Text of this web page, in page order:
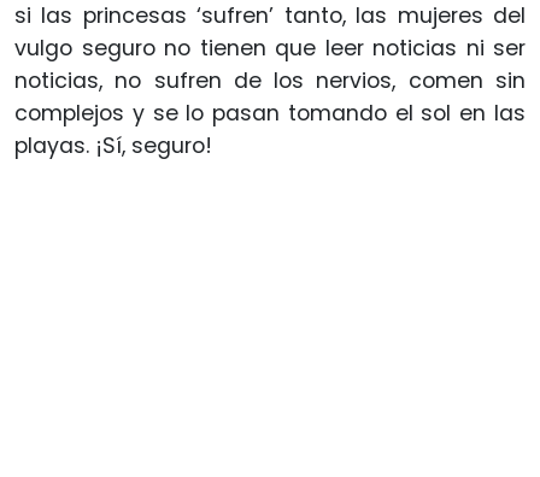
si las princesas ‘sufren’ tanto, las mujeres del
vulgo seguro no tienen que leer noticias ni ser
noticias, no sufren de los nervios, comen sin
complejos y se lo pasan tomando el sol en las
playas. ¡Sí, seguro!